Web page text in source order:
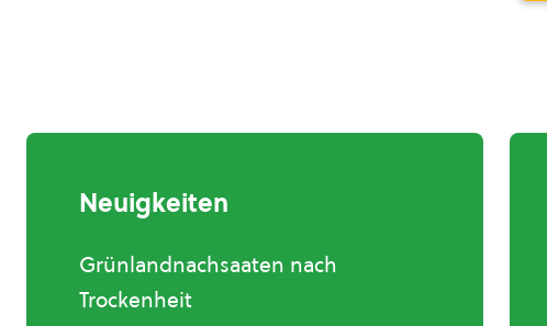
Neuigkeiten
Grünlandnachsaaten nach
Trockenheit